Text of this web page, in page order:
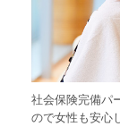
社会保険完備パ
ので女性も安心